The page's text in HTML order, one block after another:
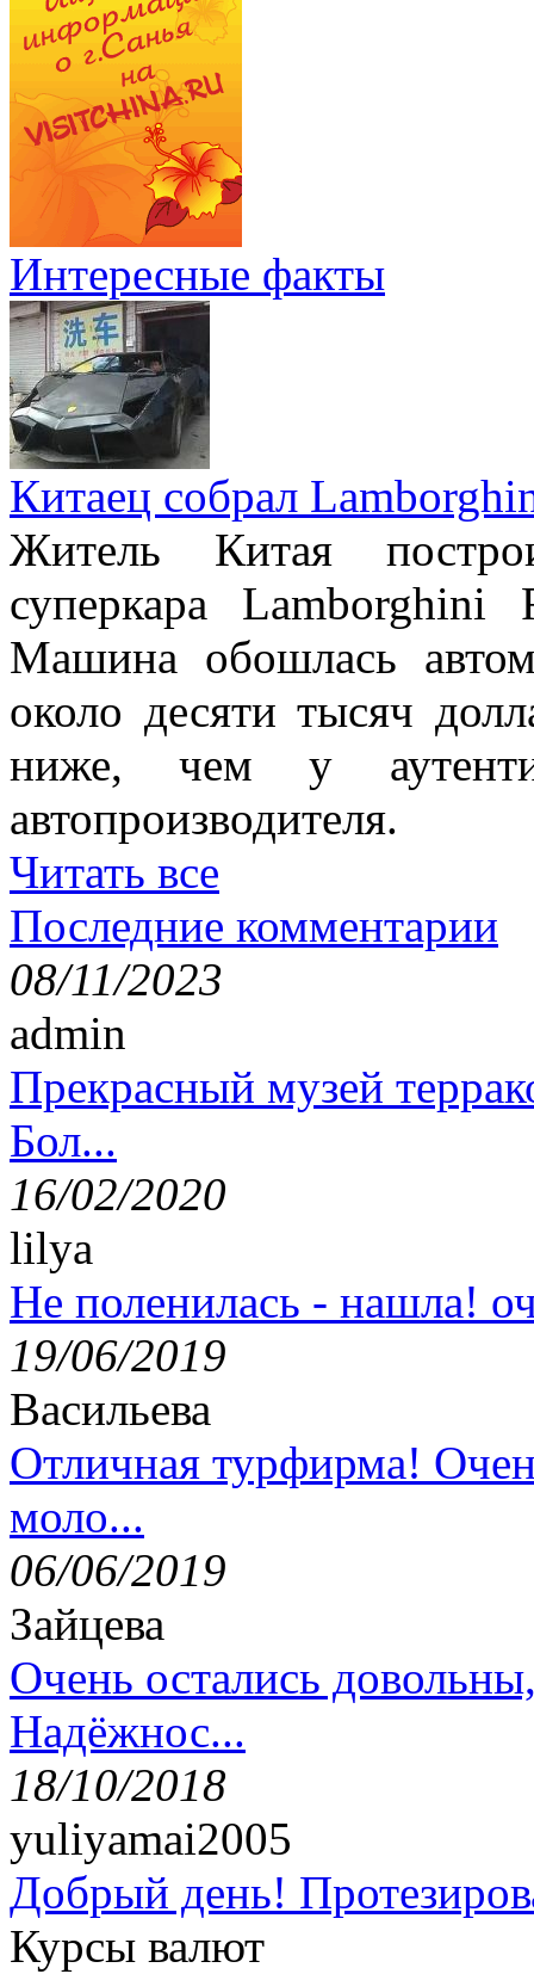
Интересные факты
Китаец собрал
Житель Китая
суперкара Lamborghini
Машина обошлась
около десяти тысяч
ниже, чем у
автопроизводителя.
Читать все
Последние комментарии
08/11/2023
admin
Прекрасный музей
Бол...
16/02/2020
lilya
Не поленилась - нашла!
19/06/2019
Васильева
Отличная турфирма!
моло...
06/06/2019
Зайцева
Очень остались
Надёжнос...
18/10/2018
yuliyamai2005
Добрый день!
Курсы валют